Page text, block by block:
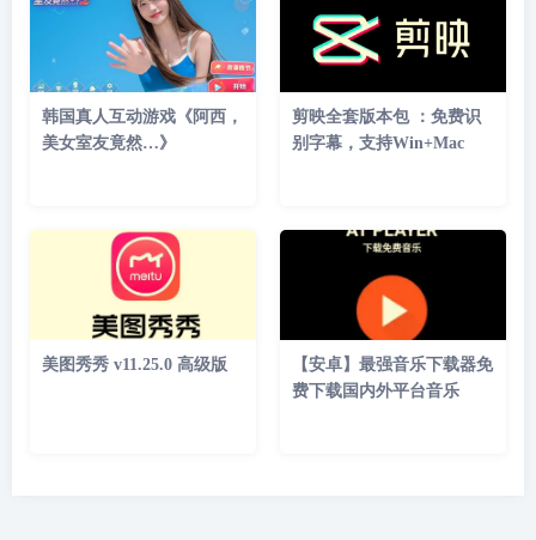
韩国真人互动游戏《阿西，
美女室友竟然…》
剪映全套版本包 ：免费识
别字幕，支持Win+Mac
美图秀秀 v11.25.0 高级版
【安卓】最强音乐下载器免
费下载国内外平台音乐